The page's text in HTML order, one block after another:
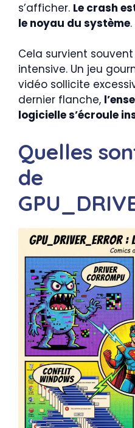
s’afficher. Le crash
le noyau du système.
Cela survient
intensive. Un jeu
vidéo sollicite
dernier flanche,
logicielle s’écroule
Quelles
de